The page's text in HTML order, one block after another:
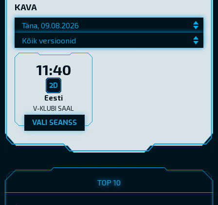
KAVA
11:40
Eesti
V-KLUBI SAAL
VALI SEANSS
TOP 10